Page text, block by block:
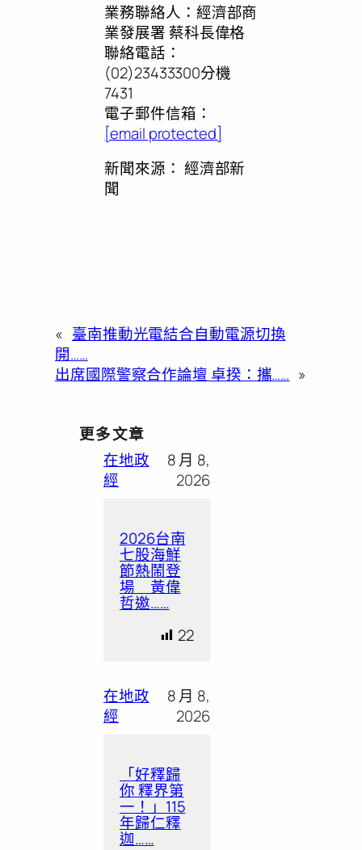
業務聯絡人：經濟部商
業發展署 蔡科長偉格
聯絡電話：
(02)23433300分機
7431
電子郵件信箱：
[email protected]
新聞來源： 經濟部新
聞
« 臺南推動光電結合自動電源切換
開……
出席國際警察合作論壇 卓揆：攜…… »
更多文章
在地政
經
8 月 8,
2026
2026台南
七股海鮮
節熱鬧登
場 黃偉
哲邀……
22
在地政
經
8 月 8,
2026
「好釋歸
你 釋界第
一！」115
年歸仁釋
迦……